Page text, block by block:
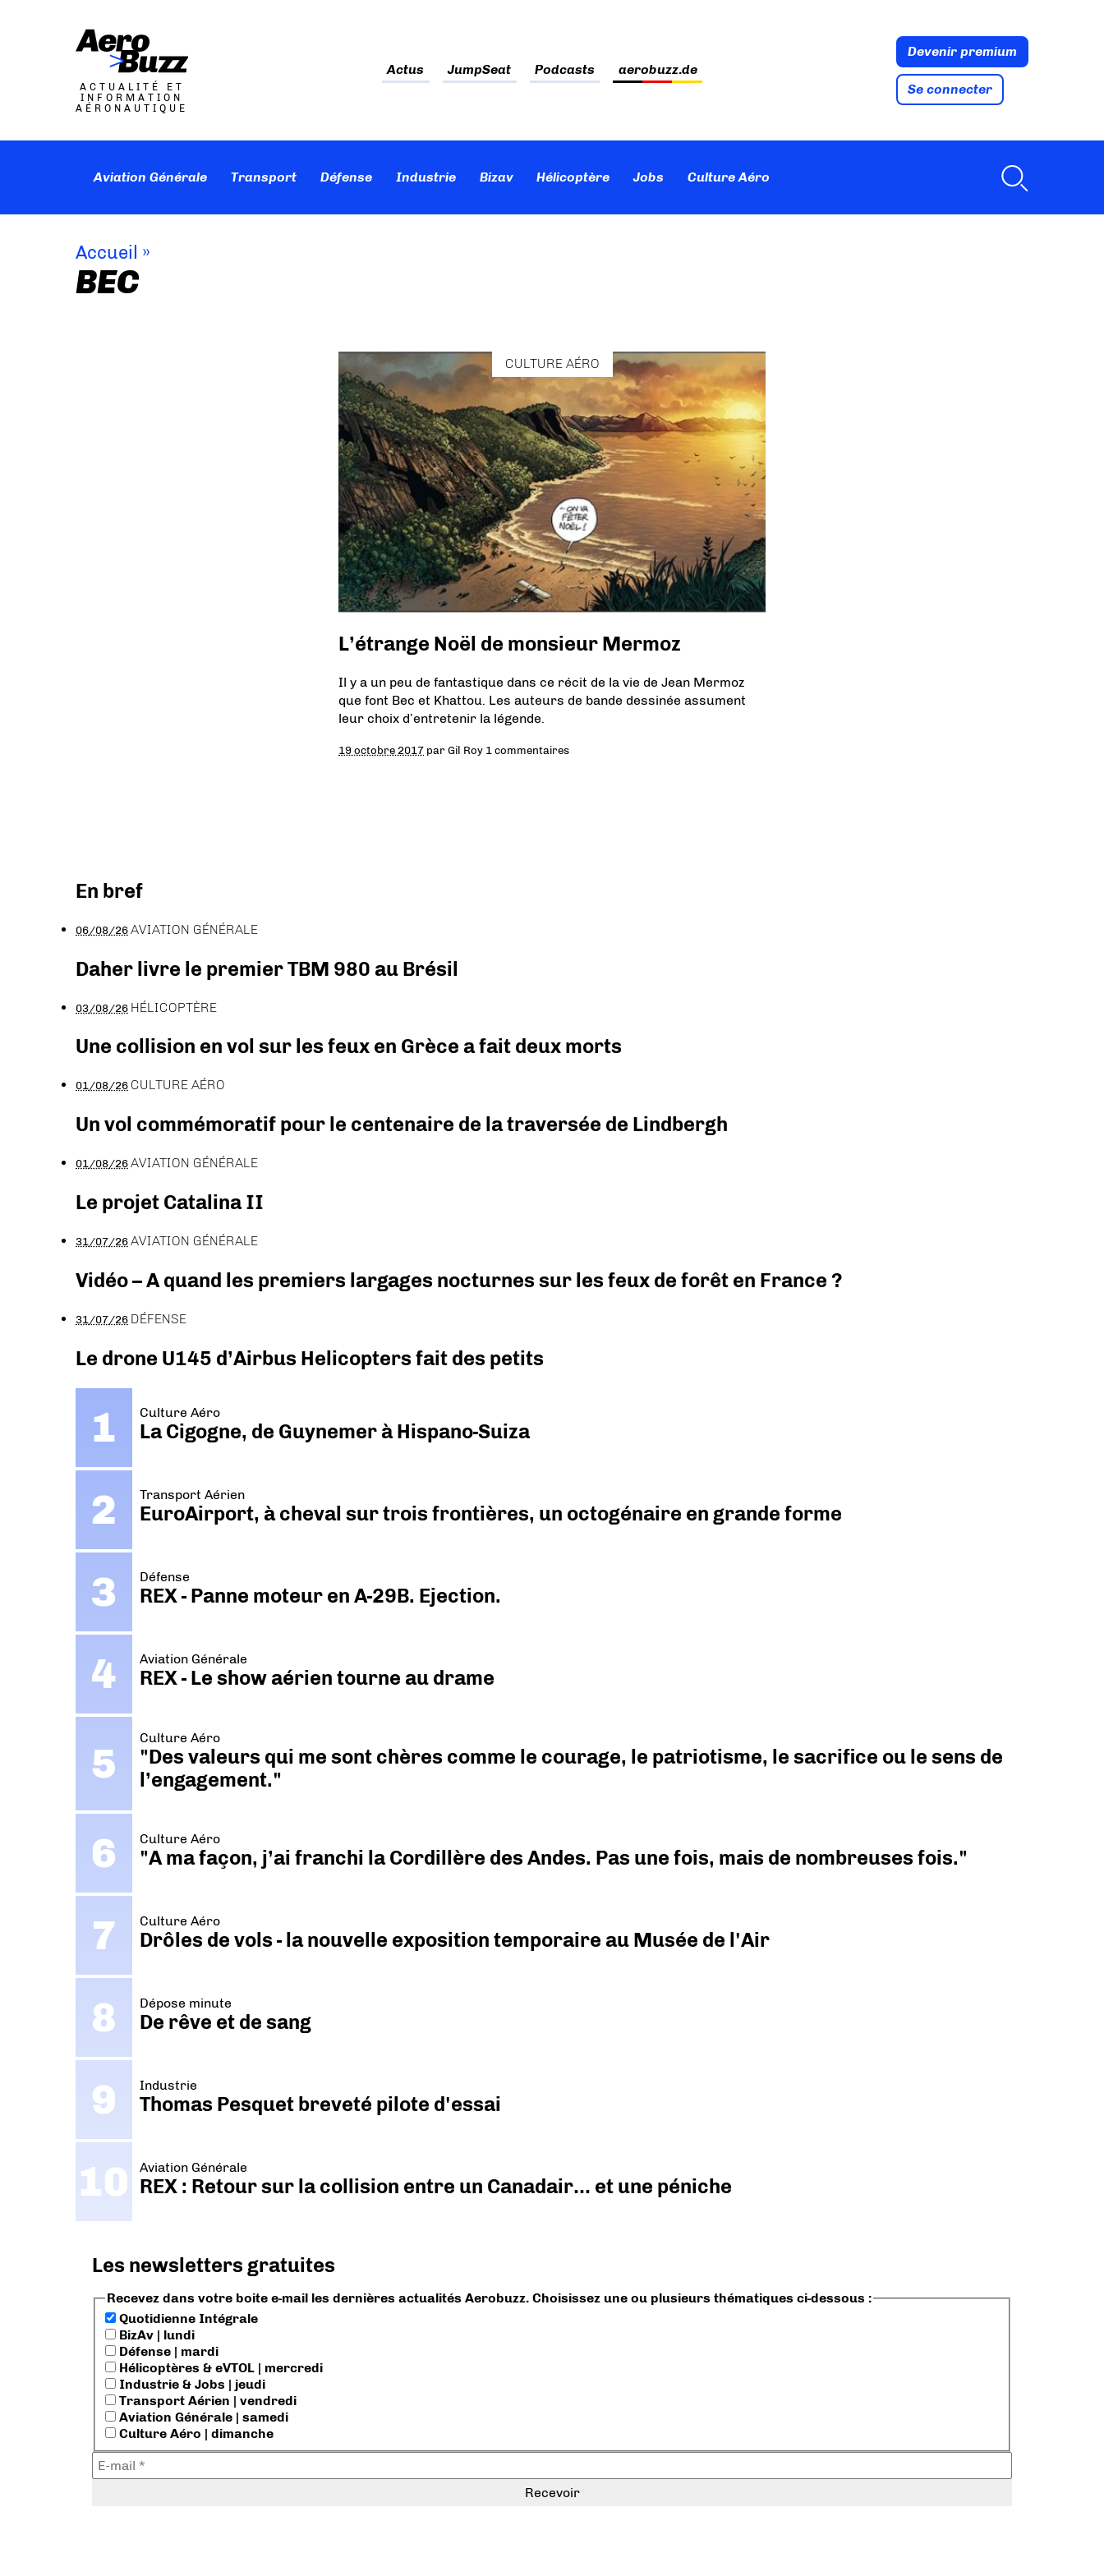
ACTUALITÉ ET
INFORMATION
AÉRONAUTIQUE
Actus JumpSeat Podcasts aerobuzz.de
Devenir premium
Se connecter
Aviation Générale Transport Défense Industrie Bizav Hélicoptère Jobs Culture Aéro
Accueil »
BEC
CULTURE AÉRO
L’étrange Noël de monsieur Mermoz
Il y a un peu de fantastique dans ce récit de la vie de Jean Mermoz
que font Bec et Khattou. Les auteurs de bande dessinée assument
leur choix d’entretenir la légende.
19 octobre 2017 parGil Roy 1 commentaires
En bref
06/08/26AVIATION GÉNÉRALE
Daher livre le premier TBM 980 au Brésil
03/08/26 HÉLICOPTÈRE
Une collision en vol sur les feux en Grèce a fait deux morts
01/08/26 CULTURE AÉRO
Un vol commémoratif pour le centenaire de la traversée de Lindbergh
01/08/26AVIATION GÉNÉRALE
Le projet Catalina II
31/07/26AVIATION GÉNÉRALE
Vidéo – A quand les premiers largages nocturnes sur les feux de forêt en France ?
31/07/26 DÉFENSE
Le drone U145 d’Airbus Helicopters fait des petits
Culture Aéro
La Cigogne, de Guynemer à Hispano-Suiza
Transport Aérien
EuroAirport, à cheval sur trois frontières, un octogénaire en grande forme
Défense
REX - Panne moteur en A-29B. Ejection.
Aviation Générale
REX - Le show aérien tourne au drame
Culture Aéro
"Des valeurs qui me sont chères comme le courage, le patriotisme, le sacrifice ou le sens de
l’engagement."
Culture Aéro
"A ma façon, j’ai franchi la Cordillère des Andes. Pas une fois, mais de nombreuses fois."
Culture Aéro
Drôles de vols - la nouvelle exposition temporaire au Musée de l'Air
Dépose minute
De rêve et de sang
Industrie
Thomas Pesquet breveté pilote d'essai
Aviation Générale
REX : Retour sur la collision entre un Canadair… et une péniche
Les newsletters gratuites
Recevez dans votre boite e-mail les dernières actualités Aerobuzz. Choisissez une ou plusieurs thématiques ci-dessous :
Quotidienne Intégrale
BizAv | lundi
Défense | mardi
Hélicoptères & eVTOL | mercredi
Industrie & Jobs | jeudi
Transport Aérien | vendredi
Aviation Générale | samedi
Culture Aéro | dimanche